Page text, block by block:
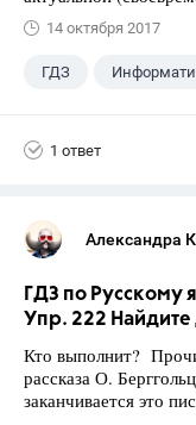
14 октября 2017
ГДЗ
1 ответ
Александра
ГДЗ по Русскому
Упр. 222
Кто выполнит?
рассказа О.
заканчивается это